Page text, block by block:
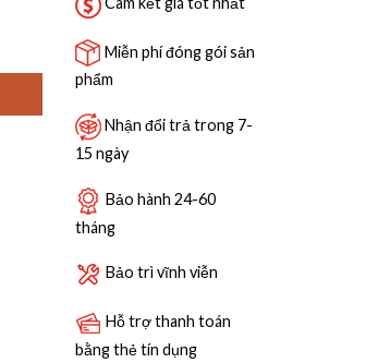
Miễn phí đóng gói sản
phẩm
Nhận đổi trả trong 7-
15 ngày
Bảo hành 24-60
tháng
Bảo trì vĩnh viễn
Hỗ trợ thanh toán
bằng thẻ tín dụng